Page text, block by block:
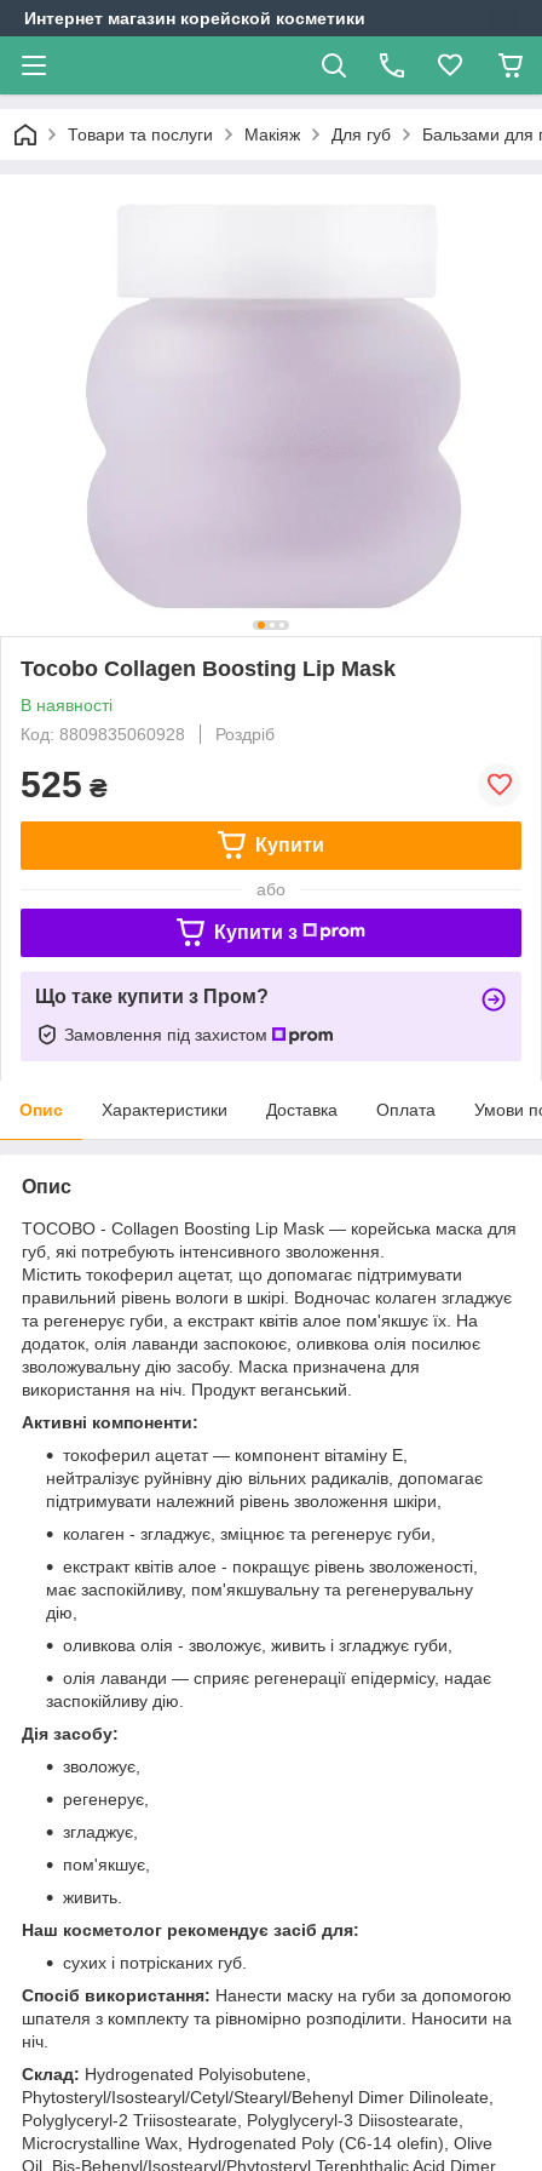
Интернет магазин корейской косметики
Товари та послуги Макіяж Для губ Бальзами для
Tocobo Collagen Boosting Lip Mask
В наявності
Код: 8809835060928
Роздріб
525 ₴
Купити
або
Купити з
Що таке купити з Пром?
Замовлення під захистом
Опис Характеристики Доставка Оплата Умови
Опис
TOCOBO - Collagen Boosting Lip Mask — корейська маска для
губ, які потребують інтенсивного зволоження.
Містить токоферил ацетат, що допомагає підтримувати
правильний рівень вологи в шкірі. Водночас колаген згладжує
та регенерує губи, а екстракт квітів алое пом'якшує їх. На
додаток, олія лаванди заспокоює, оливкова олія посилює
зволожувальну дію засобу. Маска призначена для
використання на ніч. Продукт веганський.
Активні компоненти:
токоферил ацетат — компонент вітаміну Е,
нейтралізує руйнівну дію вільних радикалів, допомагає
підтримувати належний рівень зволоження шкіри,
колаген - згладжує, зміцнює та регенерує губи,
екстракт квітів алое - покращує рівень зволоженості,
має заспокійливу, пом'якшувальну та регенерувальну
дію,
оливкова олія - зволожує, живить і згладжує губи,
олія лаванди — сприяє регенерації епідермісу, надає
заспокійливу дію.
Дія засобу:
зволожує,
регенерує,
згладжує,
пом'якшує,
живить.
Наш косметолог рекомендує засіб для:
сухих і потрісканих губ.
Спосіб використання: Нанести маску на губи за допомогою
шпателя з комплекту та рівномірно розподілити. Наносити на
ніч.
Склад: Hydrogenated Polyisobutene,
Phytosteryl/Isostearyl/Cetyl/Stearyl/Behenyl Dimer Dilinoleate,
Polyglyceryl-2 Triisostearate, Polyglyceryl-3 Diisostearate,
Microcrystalline Wax, Hydrogenated Poly (C6-14 olefin), Olive
Oil, Bis-Behenyl/Isostearyl/Phytosteryl Terephthalic Acid Dimer